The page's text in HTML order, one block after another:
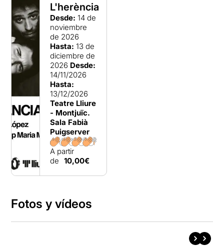
L'herència
Desde: 14 de
noviembre
de 2026
Hasta: 13 de
diciembre de
2026 Desde:
14/11/2026
Hasta:
13/12/2026
Teatre Lliure
- Montjuïc.
Sala Fabià
Puigserver
A partir
de 10,00€
Fotos y vídeos